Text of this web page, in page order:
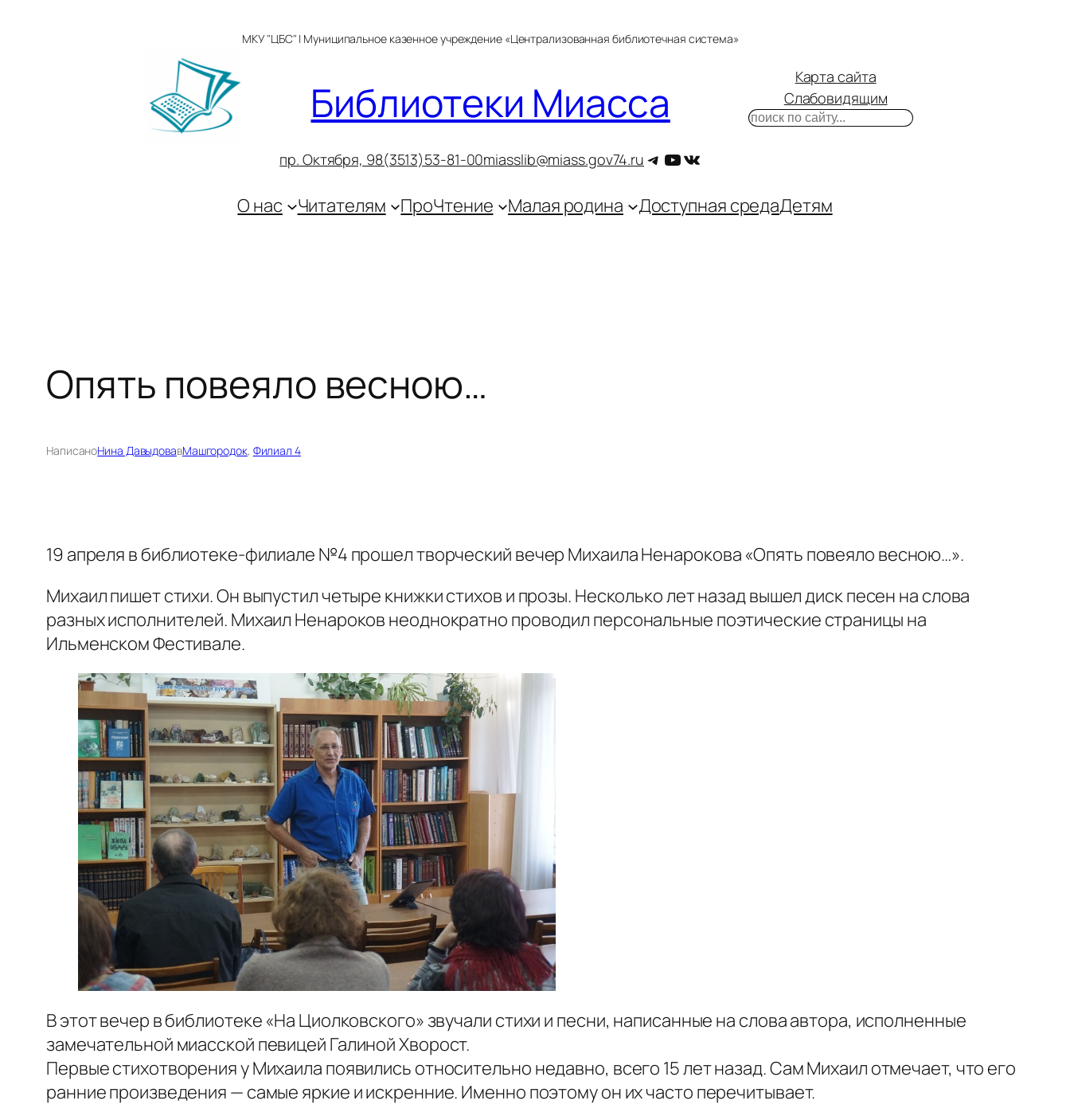
МКУ "ЦБС" | Муниципальное казенное учреждение «Централизованная библиотечная система»
Библиотеки Миасса
пр. Октября, 98(3513)53-81-00miasslib@miass.gov74.ru Telegram
YouTube
ВКонтакте
Карта сайта
Слабовидящим
Поиск
О нас Читателям ПроЧтение Малая родина Доступная средаДетям
Опять повеяло весною…
НаписаноНина ДавыдовавМашгородок, Филиал 4
19 апреля в библиотеке-филиале №4 прошел творческий вечер Михаила Ненарокова «Опять повеяло весною…».
Михаил пишет стихи. Он выпустил четыре книжки стихов и прозы. Несколько лет назад вышел диск песен на слова
разных исполнителей. Михаил Ненароков неоднократно проводил персональные поэтические страницы на
Ильменском Фестивале.
В этот вечер в библиотеке «На Циолковского» звучали стихи и песни, написанные на слова автора, исполненные
замечательной миасской певицей Галиной Хворост.
Первые стихотворения у Михаила появились относительно недавно, всего 15 лет назад. Сам Михаил отмечает, что его
ранние произведения — самые яркие и искренние. Именно поэтому он их часто перечитывает.